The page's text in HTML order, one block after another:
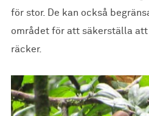
för stor. De kan också
området för att säkerställa
räcker.